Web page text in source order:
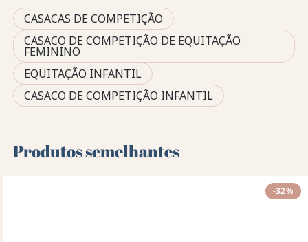
CASACAS DE COMPETIÇÃO
CASACO DE COMPETIÇÃO DE EQUITAÇÃO
FEMININO
EQUITAÇÃO INFANTIL
CASACO DE COMPETIÇÃO INFANTIL
Produtos semelhantes
-32%